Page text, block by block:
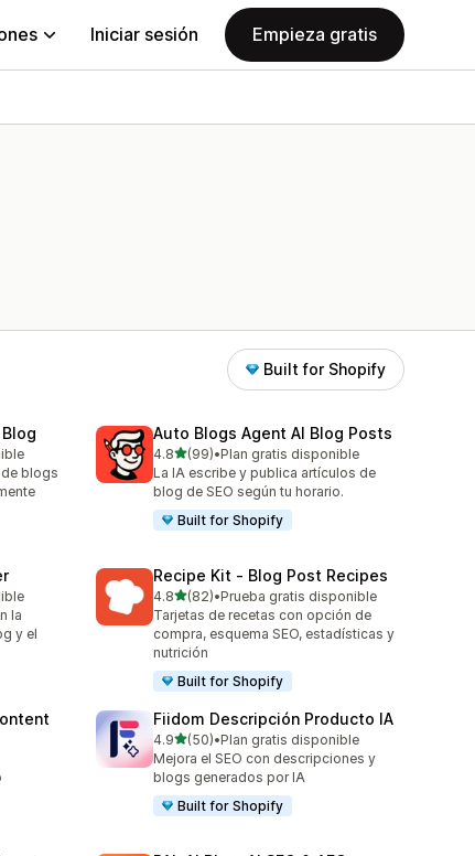
Iniciar sesión Empieza gratis
Built for Shopify
blogs
Auto Blogs Agent AI Blog Posts
4.8de 5 estrellas
(99)
99 reseñas en total
•Plan gratis disponible
La IA escribe y publica artículos de
blog de SEO según tu horario.
Built for Shopify
la
y el
Recipe Kit ‑ Blog Post Recipes
4.8de 5 estrellas
(82)
82 reseñas en total
•Prueba gratis disponible
Tarjetas de recetas con opción de
compra, esquema SEO, estadísticas y
nutrición
Built for Shopify
Fiidom Descripción Producto IA
4.9de 5 estrellas
(50)
50 reseñas en total
•Plan gratis disponible
Mejora el SEO con descripciones y
blogs generados por IA
Built for Shopify